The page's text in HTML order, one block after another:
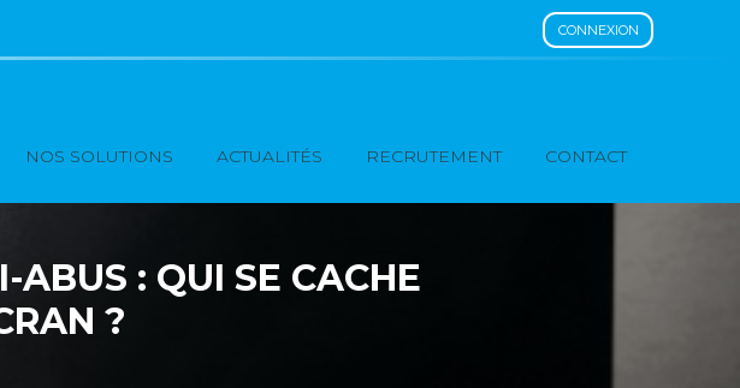
CONNEXION
NOS SOLUTIONS ACTUALITÉS RECRUTEMENT CONTACT
: QUI SE CACHE
?